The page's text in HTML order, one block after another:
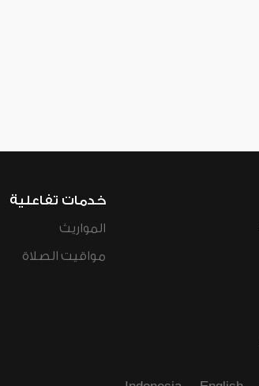
خدمات تفاعلية
المواريث
مواقيت الصلاة